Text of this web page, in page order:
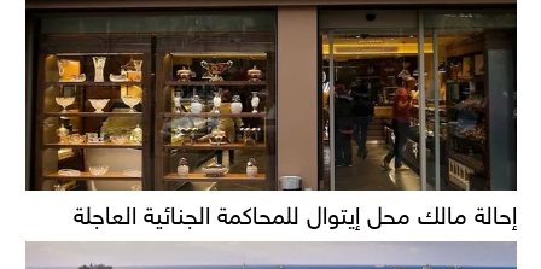
إحالة مالك محل إيتوال للمحاكمة الجنائية العاجلة